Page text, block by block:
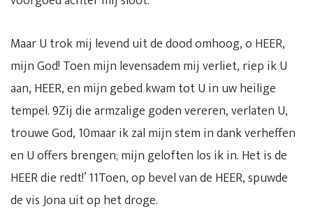
Maar U trok mij levend uit de dood omhoog, o HEER,
mijn God! Toen mijn levensadem mij verliet, riep ik U
aan, HEER, en mijn gebed kwam tot U in uw heilige
tempel. 9Zij die armzalige goden vereren, verlaten U,
trouwe God, 10maar ik zal mijn stem in dank verheffen
en U offers brengen; mijn geloften los ik in. Het is de
HEER die redt!’ 11Toen, op bevel van de HEER, spuwde
de vis Jona uit op het droge.